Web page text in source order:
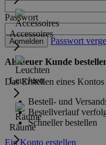
Accessoires
Leuchten
Räume
Passwort
Anmelden Passwort
Als neuer Kunde
Das Erstellen eines
Bestell- und
Bestellverlauf
Schneller bestellen
Ein Konto erstellen